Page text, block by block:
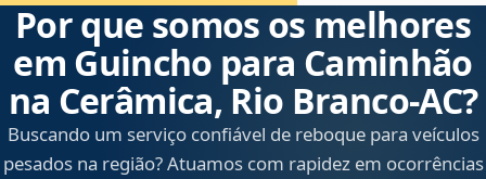
Por que somos os melhores
em Guincho para Caminhão
na Cerâmica, Rio Branco‑AC?
Buscando um serviço confiável de reboque para veículos
pesados na região? Atuamos com rapidez em ocorrências